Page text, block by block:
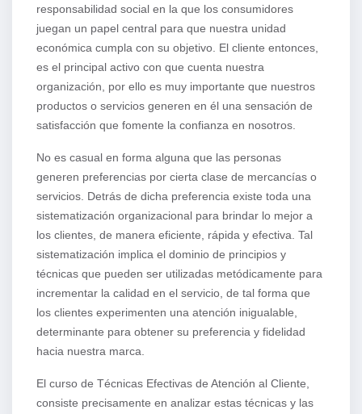
responsabilidad social en la que los consumidores
juegan un papel central para que nuestra unidad
económica cumpla con su objetivo. El cliente entonces,
es el principal activo con que cuenta nuestra
organización, por ello es muy importante que nuestros
productos o servicios generen en él una sensación de
satisfacción que fomente la confianza en nosotros.
No es casual en forma alguna que las personas
generen preferencias por cierta clase de mercancías o
servicios. Detrás de dicha preferencia existe toda una
sistematización organizacional para brindar lo mejor a
los clientes, de manera eficiente, rápida y efectiva. Tal
sistematización implica el dominio de principios y
técnicas que pueden ser utilizadas metódicamente para
incrementar la calidad en el servicio, de tal forma que
los clientes experimenten una atención inigualable,
determinante para obtener su preferencia y fidelidad
hacia nuestra marca.
El curso de Técnicas Efectivas de Atención al Cliente,
consiste precisamente en analizar estas técnicas y las